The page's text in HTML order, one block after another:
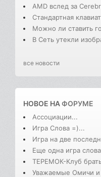
AMD вслед за
Стандартная
Можно ли ставить
В Cеть утекли
все новости
НОВОЕ НАФОРУМЕ
Ассоциации...
Игра Слова =)...
Игра на две
Еще одна игра
ТЕРЕМОК-Клуб
Уважаемые Омичи и